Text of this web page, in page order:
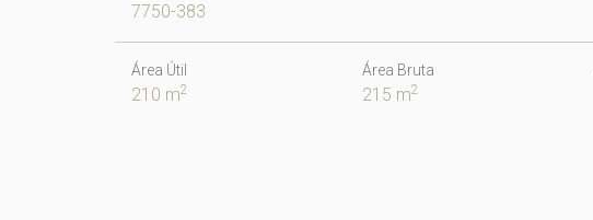
7750-383
Área Útil
210 m2
Área Bruta
215 m2